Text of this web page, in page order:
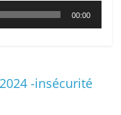
00:00
-insécurité